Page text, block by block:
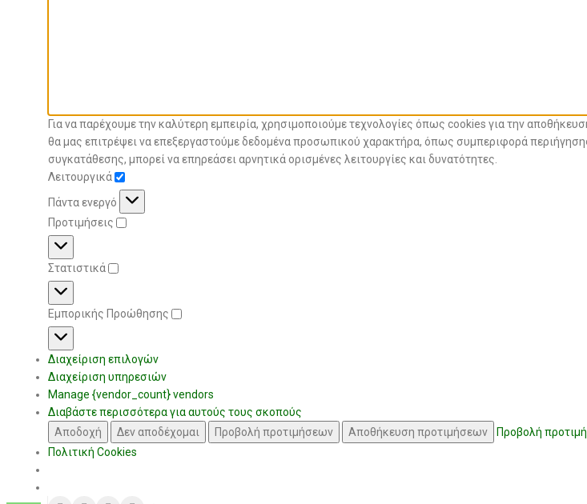
Για να παρέχουμε την καλύτερη εμπειρία, χρησιμοποιούμε τεχνολογίες όπως cookies για την
θα μας επιτρέψει να επεξεργαστούμε δεδομένα προσωπικού χαρακτήρα, όπως συμπεριφορά
συγκατάθεσης, μπορεί να επηρεάσει αρνητικά ορισμένες λειτουργίες και δυνατότητες.
Λειτουργικά
Πάντα ενεργό
Προτιμήσεις
Στατιστικά
Εμπορικής Προώθησης
Διαχείριση επιλογών
Διαχείριση υπηρεσιών
Manage {vendor_count} vendors
Διαβάστε περισσότερα για αυτούς τους σκοπούς
Αποδοχή
Δεν αποδέχομαι Προβολή προτιμήσεων Αποθήκευση προτιμήσεων
Προβολή
Πολιτική Cookies